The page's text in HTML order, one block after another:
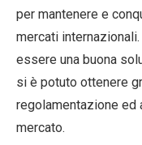
per mantenere e
mercati
essere una buona
si è potuto ottenere
regolamentazione ed
mercato.